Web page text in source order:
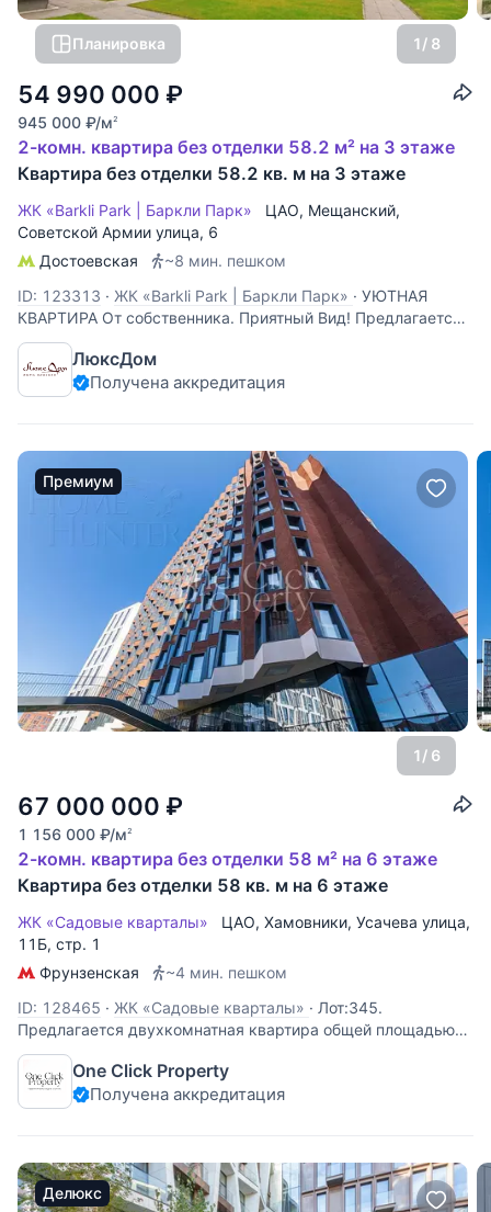
Планировка 1/ 8
54 990 000 ₽
945 000 ₽/м2
2-комн. квартира без отделки 58.2 м² на 3 этаже
Квартира без отделки 58.2 кв. м на 3 этаже
ЖК «Barkli Park | Баркли Парк» ЦАО, Мещанский,
Советской Армии улица, 6
Достоевская
~8 мин. пешком
ID: 123313 · ЖК «Barkli Park | Баркли Парк» · УЮТНАЯ
КВАРТИРА От собственника. Приятный Вид! Предлагается
уютная квартира в премиальном комплексе «Barkli Park».
Планировка предполагает 1 мастер-спальню с с\у и
гардеробной и кухню-гостиную. В квартире очень ТИХО,
ЛюксДом
Получена аккредитация
Премиум
1/ 6
67 000 000 ₽
1 156 000 ₽/м2
2-комн. квартира без отделки 58 м² на 6 этаже
Квартира без отделки 58 кв. м на 6 этаже
ЖК «Садовые кварталы» ЦАО, Хамовники, Усачева улица,
11Б, стр. 1
Фрунзенская
~4 мин. пешком
ID: 128465 · ЖК «Садовые кварталы» · Лот:345.
Предлагается двухкомнатная квартира общей площадью
58 кв.м. в ЖК "Садовые кварталы". Функциональная
планировка: кухня-гостиная, спальня, два санузла,
лоджия. Квартира продается без отделки. Планировка
One Click Property
Получена аккредитация
Делюкс